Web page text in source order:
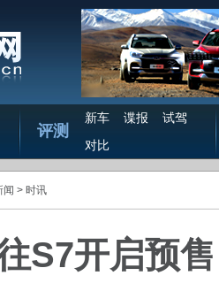
评测
新车 谍报
试驾
对比
闻 > 时讯
S7开启预